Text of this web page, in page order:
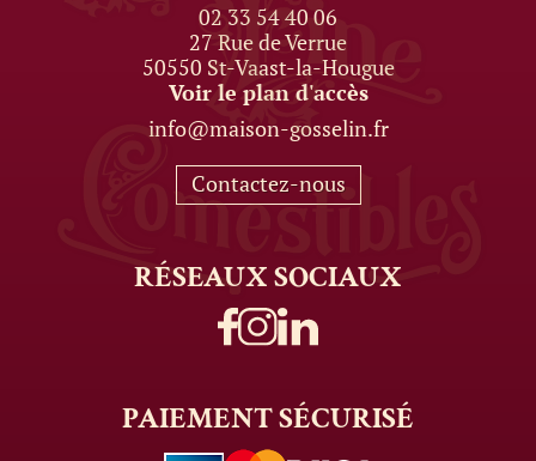
02 33 54 40 06
27 Rue de Verrue
50550 St-Vaast-la-Hougue
Voir le plan d'accès
info@maison-gosselin.fr
Contactez-nous
RÉSEAUXSOCIAUX
PAIEMENTSÉCURISÉ